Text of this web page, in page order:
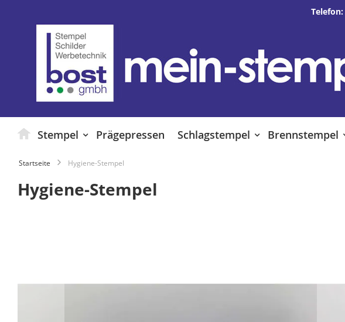
Telefon:
Stempel Prägepressen Schlagstempel Brennstempel
Startseite Hygiene-Stempel
Hygiene-Stempel